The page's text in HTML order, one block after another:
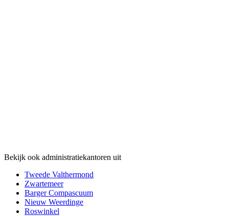
Bekijk ook administratiekantoren uit
Tweede Valthermond
Zwartemeer
Barger Compascuum
Nieuw Weerdinge
Roswinkel